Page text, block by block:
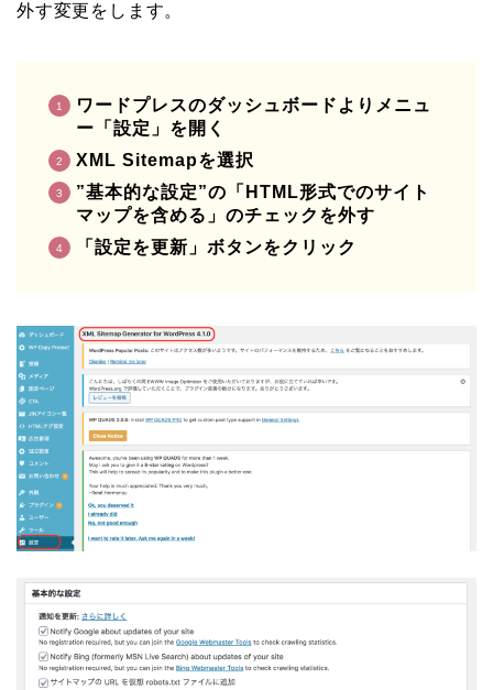
外す変更をします。
ワードプレスのダッシュボードよりメニュ
ー「設定」を開く
XML Sitemapを選択
”基本的な設定”の「HTML形式でのサイト
マップを含める」のチェックを外す
「設定を更新」ボタンをクリック